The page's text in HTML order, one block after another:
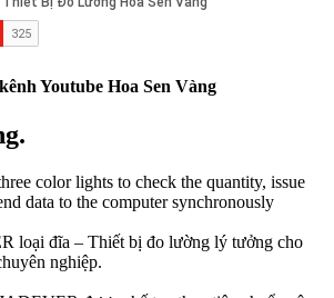
Youtube Hoa Sen Vàng
color lights to check the quantity, issue
data to the computer synchronously
loại đĩa – Thiết bị đo lường lý tưởng cho
nghiệp.